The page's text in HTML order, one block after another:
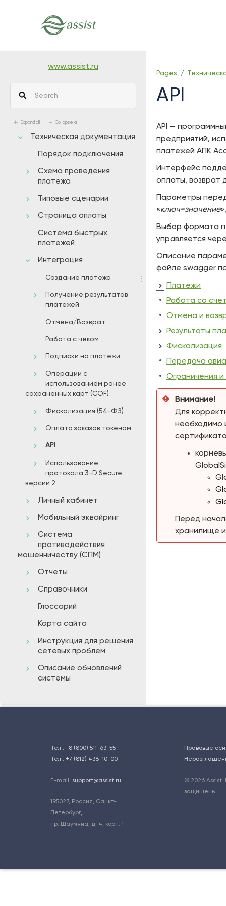
assistive.skiplink.to.header.menu
assistive.skiplink.to.quick.search
www.assist.ru
Expand all Collapse all
Техническая документация
Порядок подключения
Схема проведения
платежа
Типовые сценарии
Страница оплаты
Система быстрых
платежей
Интеграция
Создание платежа
Получение результатов
платежей
Отмена/Возврат
Работа с чеком
Подписки на платежи
Операции с
использованием ранее
сохраненных карт (COF)
Фискализация (54-ФЗ)
Оплата заказов токеном
API
Использование
протокола 3-D Secure
версии 2
Личный кабинет
Мобильный эквайринг
Система
противодействия
мошенничеству (СПМ)
Отчеты
Справочники
Глоссарий
Карта сайта
Инструкция для решения
сетевых проблем
Описание обновлений
системы
Pages
API
API —
предприятий,
платежей АПК
Интерфейс
оплаты, возврат
Параметры
«ключ=значение
Выбор формата
управляется
Описание
файле swagger
Платежи
Работа со
Отмена и
Результаты
Фискализация
Передача
Ограничения
Внимание!
Для
необходимо
Перед
хранилище и
Тел.: 8 (800) 511-63-55
Тел.: +7 (812) 438-10-00
E-mail: support@assist.ru
195027, Россия, Санкт-
Петербург,
пр. Шаумяна, д. 4, корп. 1
Правовые
© 2026 Assist.
защищены.